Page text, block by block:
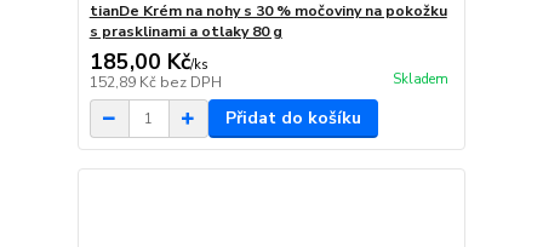
tianDe Krém na nohy s 30 % močoviny na pokožku
s prasklinami a otlaky 80 g
185,00 Kč/ks
152,89 Kč bez DPH Skladem
Přidat do košíku